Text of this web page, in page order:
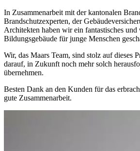
In Zusammenarbeit mit der kantonalen
Brandschutzexperten, der
Architekten haben wir ein fantastisches und
Bildungsgebäude für junge Menschen
Wir, das Maars Team, sind stolz auf dieses
darauf, in Zukunft noch mehr solch
übernehmen.
Besten Dank an den Kunden für das
gute Zusammenarbeit.